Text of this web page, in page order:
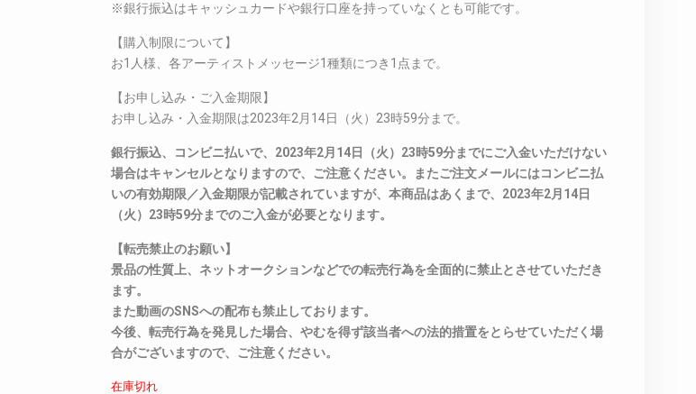
※銀行振込はキャッシュカードや銀行口座を持っていなくとも可能です。
【購入制限について】
お1人様、各アーティストメッセージ1種類につき1点まで。
【お申し込み・ご入金期限】
お申し込み・入金期限は2023年2月14日（火）23時59分まで。
銀行振込、コンビニ払いで、2023年2月14日（火）23時59分までにご入金いただけない
場合はキャンセルとなりますので、ご注意ください。またご注文メールにはコンビニ払
いの有効期限／入金期限が記載されていますが、本商品はあくまで、2023年2月14日
（火）23時59分までのご入金が必要となります。
【転売禁止のお願い】
景品の性質上、ネットオークションなどでの転売行為を全面的に禁止とさせていただき
ます。
また動画のSNSへの配布も禁止しております。
今後、転売行為を発見した場合、やむを得ず該当者への法的措置をとらせていただく場
合がございますので、ご注意ください。
在庫切れ